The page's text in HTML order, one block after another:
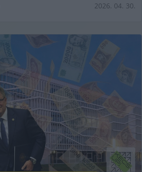
2026. 04. 30.